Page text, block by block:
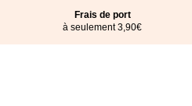
Frais de port
à seulement 3,90€